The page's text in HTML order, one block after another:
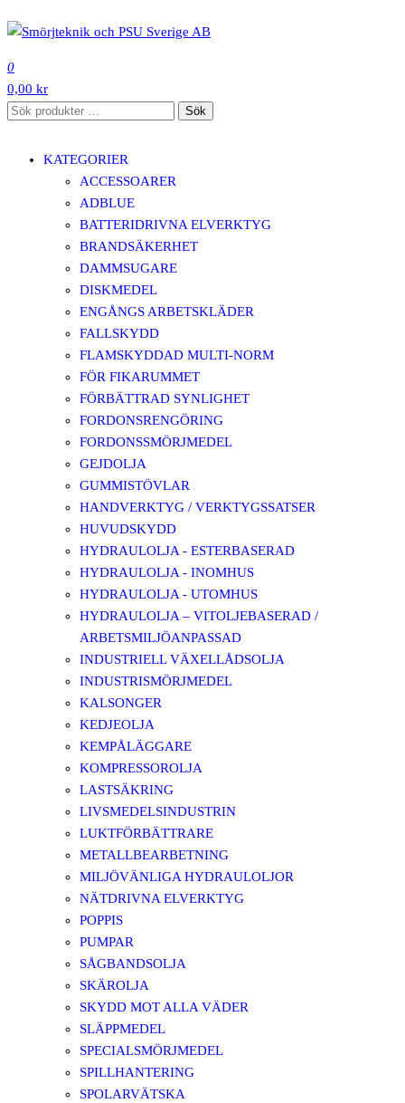
till
innehåll
0
0,00 kr
Sök
Sök
KATEGORIER
ACCESSOARER
ADBLUE
BATTERIDRIVNA ELVERKTYG
BRANDSÄKERHET
DAMMSUGARE
DISKMEDEL
ENGÅNGS ARBETSKLÄDER
FALLSKYDD
FLAMSKYDDAD MULTI-NORM
FÖR FIKARUMMET
FÖRBÄTTRAD SYNLIGHET
FORDONSRENGÖRING
FORDONSSMÖRJMEDEL
GEJDOLJA
GUMMISTÖVLAR
HANDVERKTYG / VERKTYGSSATSER
HUVUDSKYDD
HYDRAULOLJA - ESTERBASERAD
HYDRAULOLJA - INOMHUS
HYDRAULOLJA - UTOMHUS
HYDRAULOLJA – VITOLJEBASERAD /
ARBETSMILJÖANPASSAD
INDUSTRIELL VÄXELLÅDSOLJA
INDUSTRISMÖRJMEDEL
KALSONGER
KEDJEOLJA
KEMPÅLÄGGARE
KOMPRESSOROLJA
LASTSÄKRING
LIVSMEDELSINDUSTRIN
LUKTFÖRBÄTTRARE
METALLBEARBETNING
MILJÖVÄNLIGA HYDRAULOLJOR
NÄTDRIVNA ELVERKTYG
POPPIS
PUMPAR
SÅGBANDSOLJA
SKÄROLJA
SKYDD MOT ALLA VÄDER
SLÄPPMEDEL
SPECIALSMÖRJMEDEL
SPILLHANTERING
SPOLARVÄTSKA